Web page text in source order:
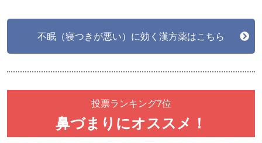
不眠（寝つきが悪い）に効く漢方薬はこちら
投票ランキング7位
鼻づまりにオススメ！